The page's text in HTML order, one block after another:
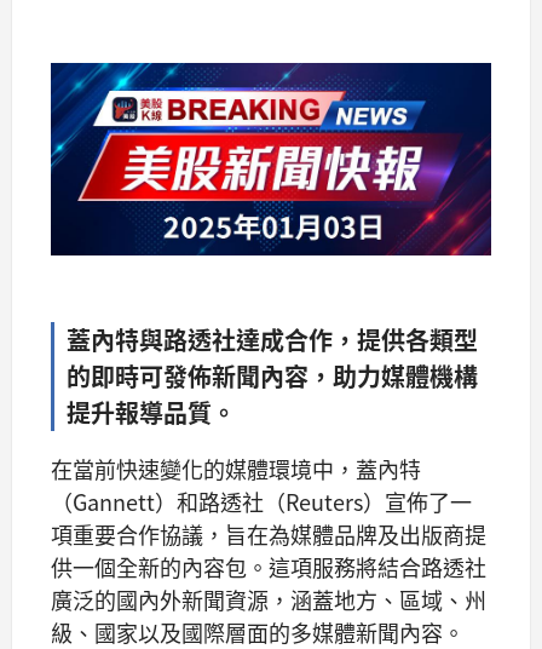
蓋內特與路透社達成合作，提供各類型
的即時可發佈新聞內容，助力媒體機構
提升報導品質。
在當前快速變化的媒體環境中，蓋內特
（Gannett）和路透社（Reuters）宣佈了一
項重要合作協議，旨在為媒體品牌及出版商提
供一個全新的內容包。這項服務將結合路透社
廣泛的國內外新聞資源，涵蓋地方、區域、州
級、國家以及國際層面的多媒體新聞內容。